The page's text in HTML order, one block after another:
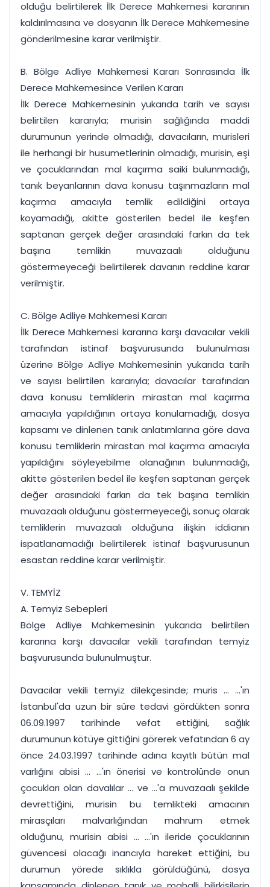
olduğu belirtilerek İlk Derece Mahkemesi kararının
kaldırılmasına ve dosyanın İlk Derece Mahkemesine
gönderilmesine karar verilmiştir.
B. Bölge Adliye Mahkemesi Kararı Sonrasında İlk
Derece Mahkemesince Verilen Kararı
İlk Derece Mahkemesinin yukarıda tarih ve sayısı
belirtilen kararıyla; murisin sağlığında maddi
durumunun yerinde olmadığı, davacıların, murisleri
ile herhangi bir husumetlerinin olmadığı, murisin, eşi
ve çocuklarından mal kaçırma saiki bulunmadığı,
tanık beyanlarının dava konusu taşınmazların mal
kaçırma amacıyla temlik edildiğini ortaya
koyamadığı, akitte gösterilen bedel ile keşfen
saptanan gerçek değer arasındaki farkın da tek
başına temlikin muvazaalı olduğunu
göstermeyeceği belirtilerek davanın reddine karar
verilmiştir.
C. Bölge Adliye Mahkemesi Kararı
İlk Derece Mahkemesi kararına karşı davacılar vekili
tarafından istinaf başvurusunda bulunulması
üzerine Bölge Adliye Mahkemesinin yukarıda tarih
ve sayısı belirtilen kararıyla; davacılar tarafından
dava konusu temliklerin mirastan mal kaçırma
amacıyla yapıldığının ortaya konulamadığı, dosya
kapsamı ve dinlenen tanık anlatımlarına göre dava
konusu temliklerin mirastan mal kaçırma amacıyla
yapıldığını söyleyebilme olanağının bulunmadığı,
akitte gösterilen bedel ile keşfen saptanan gerçek
değer arasındaki farkın da tek başına temlikin
muvazaalı olduğunu göstermeyeceği, sonuç olarak
temliklerin muvazaalı olduğuna ilişkin iddianın
ispatlanamadığı belirtilerek istinaf başvurusunun
esastan reddine karar verilmiştir.
V. TEMYİZ
A. Temyiz Sebepleri
Bölge Adliye Mahkemesinin yukarıda belirtilen
kararına karşı davacılar vekili tarafından temyiz
başvurusunda bulunulmuştur.
Davacılar vekili temyiz dilekçesinde; muris ... ...'ın
İstanbul'da uzun bir süre tedavi gördükten sonra
06.09.1997 tarihinde vefat ettiğini, sağlık
durumunun kötüye gittiğini görerek vefatından 6 ay
önce 24.03.1997 tarihinde adına kayıtlı bütün mal
varlığını abisi ... ...'ın önerisi ve kontrolünde onun
çocukları olan davalılar ... ve ...'a muvazaalı şekilde
devrettiğini, murisin bu temlikteki amacının
mirasçıları malvarlığından mahrum etmek
olduğunu, murisin abisi ... ...'ın ileride çocuklarının
güvencesi olacağı inancıyla hareket ettiğini, bu
durumun yörede sıklıkla görüldüğünü, dosya